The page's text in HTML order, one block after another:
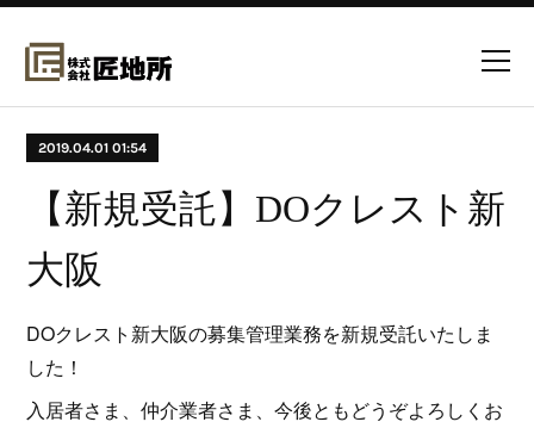
2019.04.01 01:54
【新規受託】DOクレスト新
大阪
DOクレスト新大阪の募集管理業務を新規受託いたしま
した！
入居者さま、仲介業者さま、今後ともどうぞよろしくお